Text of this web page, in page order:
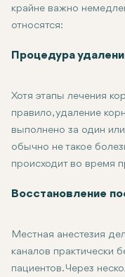
крайне важно
относятся:
Сильная зубная боль:
Процедура
Хотя этапы лечения
правило, удаление
выполнено за один
обычно не такое
происходит во время
Первичная
Анестезия: Ваш
Удаление пульпы:
Очистка и придание
Пломбирование зуба:
Реставрация: В
Восстановление
Местная анестезия
каналов практически
пациентов. Через